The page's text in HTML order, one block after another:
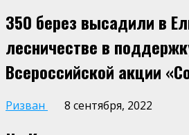
350 берез высадили в
лесничестве в
Всероссийской акции
Ризван 8 сентября, 2022